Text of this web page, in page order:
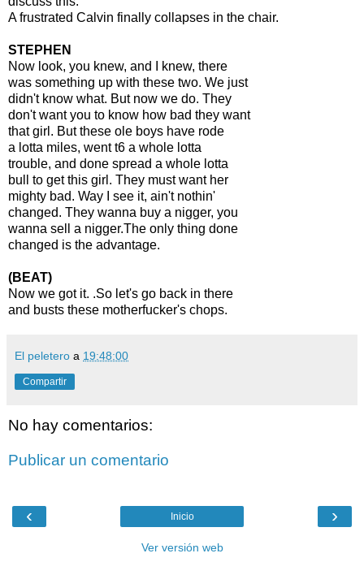
A frustrated Calvin finally collapses in the chair.
STEPHEN
Now look, you knew, and I knew, there
was something up with these two. We just
didn't know what. But now we do. They
don't want you to know how bad they want
that girl. But these ole boys have rode
a lotta miles, went t6 a whole lotta
trouble, and done spread a whole lotta
bull to get this girl. They must want her
mighty bad. Way I see it, ain't nothin'
changed. They wanna buy a nigger, you
wanna sell a nigger.The only thing done
changed is the advantage.
(BEAT)
Now we got it. .So let's go back in there
and busts these motherfucker's chops.
El peletero a 19:48:00
Compartir
No hay comentarios:
Publicar un comentario
‹ ›
Inicio
Ver versión web